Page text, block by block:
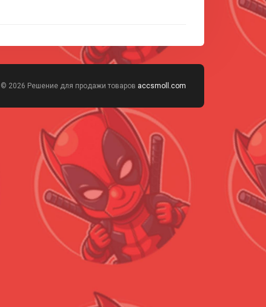
© 2026 Решение для продажи товаров accsmoll.com